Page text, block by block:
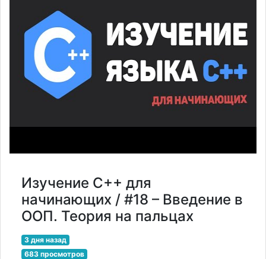
Изучение C++ для
начинающих / #18 – Введение в
ООП. Теория на пальцах
3 дня назад
683 просмотров